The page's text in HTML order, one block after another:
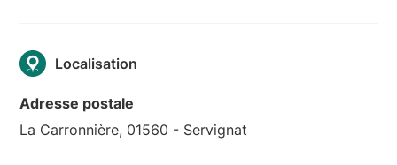
Localisation
Adresse postale
La Carronnière, 01560 - Servignat